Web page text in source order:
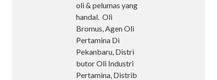
oli & pelumas yang
handal. Oli
Bromus, Agen Oli
Pertamina Di
Pekanbaru, Distri
butor Oli Industri
Pertamina, Distrib